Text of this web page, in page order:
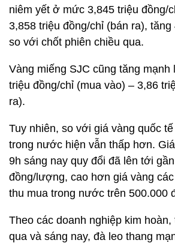
niêm yết ở mức 3,845 triệu đồng/
3,858 triệu đồng/chỉ (bán ra),
so với chốt phiên chiều qua.
Vàng miếng SJC cũng tăng mạnh
triệu đồng/chỉ (mua vào) – 3,86
ra).
Tuy nhiên, so với giá vàng quốc
trong nước hiện vẫn thấp hơn.
9h sáng nay quy đổi đã lên tới
đồng/lượng, cao hơn giá vàng
thu mua trong nước trên 500.000
Theo các doanh nghiệp kim hoàn,
qua và sáng nay, đà leo thang